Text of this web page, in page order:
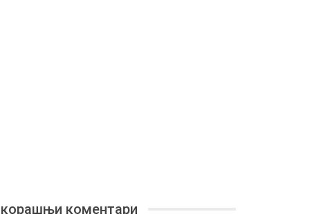
коментари